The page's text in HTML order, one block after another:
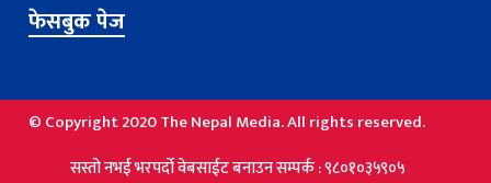
फेसबुक पेज
© Copyright 2020 The Nepal Media. All rights reserved.
नभई भरपर्दाे वेबसाईट बनाउन सम्पर्क : ९८०१०३५९०५